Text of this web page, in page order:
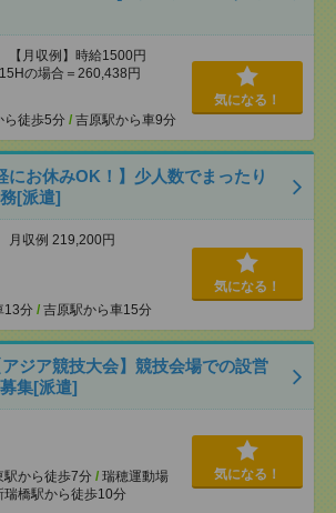
月収例】時給1500円
の場合＝260,438円
ら徒歩5分 / 吉原駅から車9分
気になる！
にお休みOK！】少人数でまったり
[派遣]
収例 219,200円
13分 / 吉原駅から車15分
気になる！
ジア競技大会】競技会場での設営
集[派遣]
駅から徒歩7分 / 瑞穂運動場
瑞橋駅から徒歩10分
気になる！